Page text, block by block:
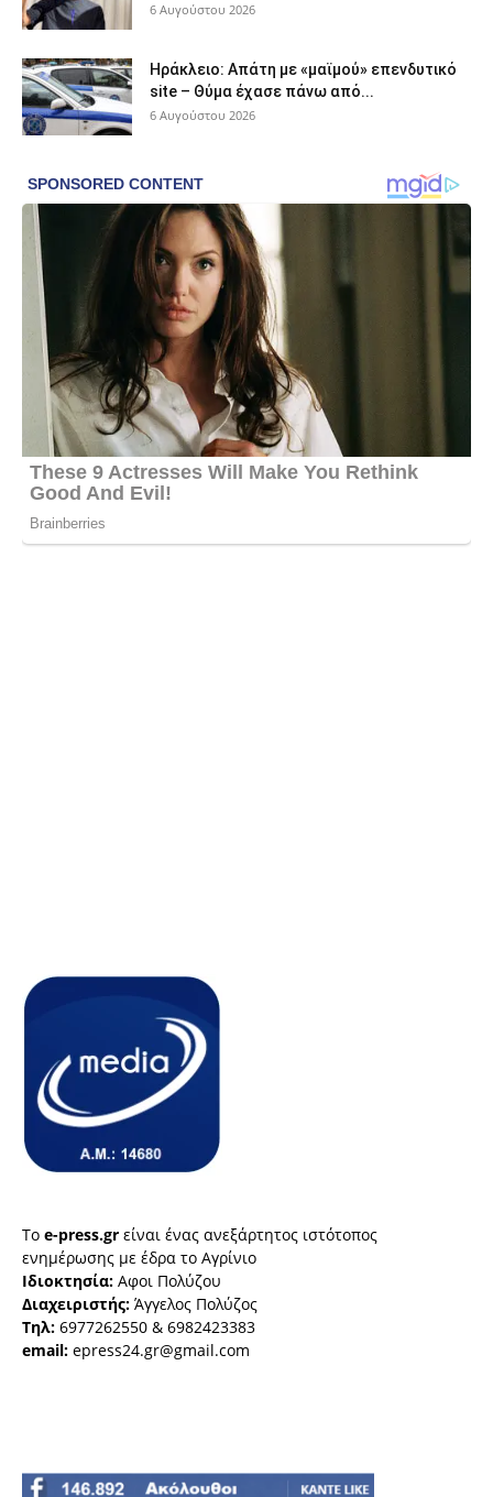
6 Αυγούστου 2026
Ηράκλειο: Απάτη με «μαϊμού» επενδυτικό
site – Θύμα έχασε πάνω από...
6 Αυγούστου 2026
Το e-press.gr είναι ένας ανεξάρτητος ιστότοπος
ενημέρωσης με έδρα το Αγρίνιο
Ιδιοκτησία: Αφοι Πολύζου
Διαχειριστής: Άγγελος Πολύζος
Τηλ: 6977262550 & 6982423383
email: epress24.gr@gmail.com